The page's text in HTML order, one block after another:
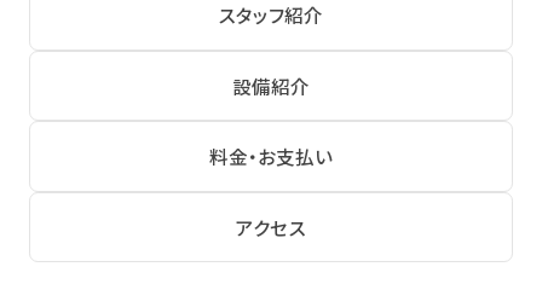
スタッフ紹介
設備紹介
料金・お支払い
アクセス